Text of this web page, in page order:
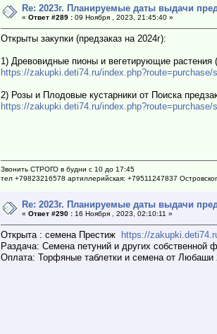
Re: 2023г. Планируемые даты выдачи
« Ответ #289 :09 Ноября , 2023, 21:45:40 »
Открыты закупки (предзаказ на 2024г):
1) Древовидные пионы и вегетирующие растения
https://zakupki.deti74.ru/index.php?route=purchase/
2) Розы и Плодовые кустарники от Поиска
https://zakupki.deti74.ru/index.php?route=purchase/
Звонить СТРОГО в будни с 10 до 17:45
тел +79823216578 артиллерийская: +79511247837
Re: 2023г. Планируемые даты выдачи
« Ответ #290 :16 Ноября , 2023, 02:10:11 »
Открыта : семена Престиж
https://
Раздача: Семена петуний и других собственной
Оплата: Торфяные таблетки и семена от Любаши